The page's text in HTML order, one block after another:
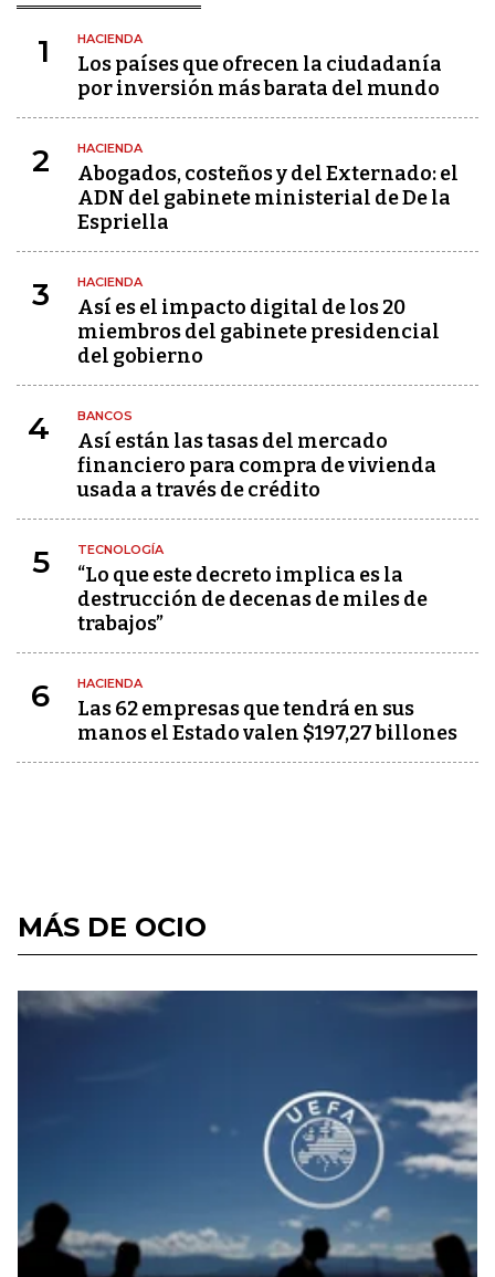
1 HACIENDA
Los países que ofrecen la ciudadanía
por inversión más barata del mundo
2 HACIENDA
Abogados, costeños y del Externado: el
ADN del gabinete ministerial de De la
Espriella
3 HACIENDA
Así es el impacto digital de los 20
miembros del gabinete presidencial
del gobierno
4 BANCOS
Así están las tasas del mercado
financiero para compra de vivienda
usada a través de crédito
5 TECNOLOGÍA
“Lo que este decreto implica es la
destrucción de decenas de miles de
trabajos”
6 HACIENDA
Las 62 empresas que tendrá en sus
manos el Estado valen $197,27 billones
MÁS DE OCIO